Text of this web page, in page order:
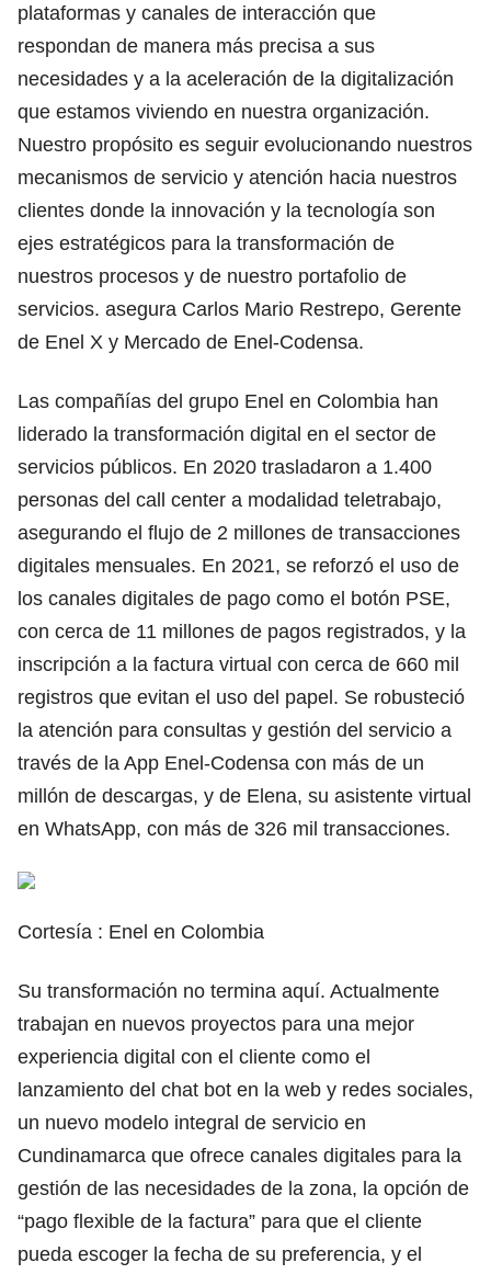
plataformas y canales de interacción que
respondan de manera más precisa a sus
necesidades y a la aceleración de la digitalización
que estamos viviendo en nuestra organización.
Nuestro propósito es seguir evolucionando nuestros
mecanismos de servicio y atención hacia nuestros
clientes donde la innovación y la tecnología son
ejes estratégicos para la transformación de
nuestros procesos y de nuestro portafolio de
servicios. asegura Carlos Mario Restrepo, Gerente
de Enel X y Mercado de Enel-Codensa.
Las compañías del grupo Enel en Colombia han
liderado la transformación digital en el sector de
servicios públicos. En 2020 trasladaron a 1.400
personas del call center a modalidad teletrabajo,
asegurando el flujo de 2 millones de transacciones
digitales mensuales. En 2021, se reforzó el uso de
los canales digitales de pago como el botón PSE,
con cerca de 11 millones de pagos registrados, y la
inscripción a la factura virtual con cerca de 660 mil
registros que evitan el uso del papel. Se robusteció
la atención para consultas y gestión del servicio a
través de la App Enel-Codensa con más de un
millón de descargas, y de Elena, su asistente virtual
en WhatsApp, con más de 326 mil transacciones.
Cortesía : Enel en Colombia
Su transformación no termina aquí. Actualmente
trabajan en nuevos proyectos para una mejor
experiencia digital con el cliente como el
lanzamiento del chat bot en la web y redes sociales,
un nuevo modelo integral de servicio en
Cundinamarca que ofrece canales digitales para la
gestión de las necesidades de la zona, la opción de
“pago flexible de la factura” para que el cliente
pueda escoger la fecha de su preferencia, y el